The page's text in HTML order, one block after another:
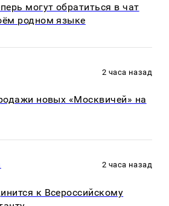
могут обратиться в чат
родном языке
2 часа назад
новых «Москвичей» на
2 часа назад
к Всероссийскому